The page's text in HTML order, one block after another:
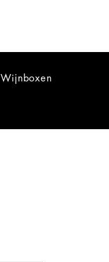
Wijnboxen